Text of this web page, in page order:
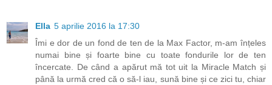
Ella 5 aprilie 2016 la 17:30
Îmi e dor de un fond de ten de la Max Factor, m-am înțeles
numai bine și foarte bine cu toate fondurile lor de ten
încercate. De când a apărut mă tot uit la Miracle Match și
până la urmă cred că o să-l iau, sună bine și ce zici tu, chiar